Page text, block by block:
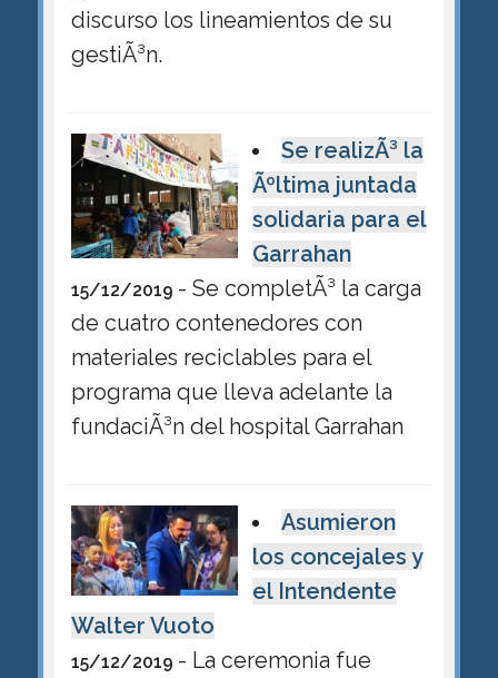
discurso los lineamientos de su
gestiÃ³n.
Se realizÃ³ la
Ãºltima juntada
solidaria para el
Garrahan
15/12/2019 - Se completÃ³ la carga
de cuatro contenedores con
materiales reciclables para el
programa que lleva adelante la
fundaciÃ³n del hospital Garrahan
Asumieron
los concejales y
el Intendente
Walter Vuoto
15/12/2019 - La ceremonia fue